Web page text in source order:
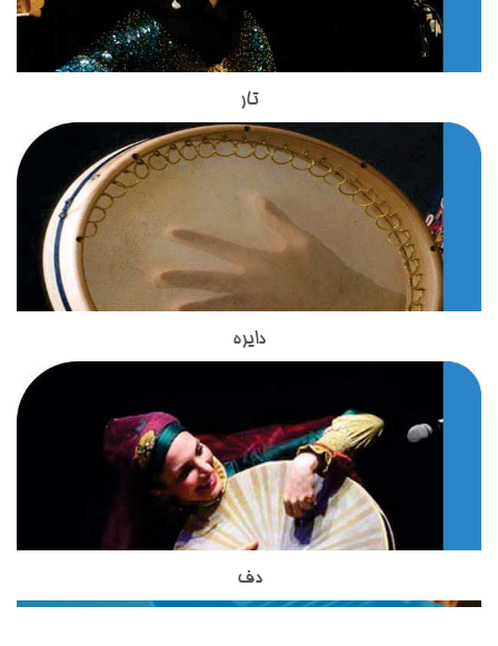
است.این پیشرفت مرهون و مدیون هنر استادان تنبک است، که در
این میان نقش استاد فقید حسین تهرانی به قدری حائز اهمیت است
که می‌توان از او به‌عنوان پدر تنبک نوازی نوین ایران یاد کرد. استاد
آذر تدریس ساز تنبک را در اموزشگاه موسیقی تاج بخش برعهده
دارند. استاد آذر از اعضای گروه نوازندگی زانیار خسروی هستند و سابقه
ای طولانی در تدریس ساز های کوبه ای دارند.
تار در گستره سازهای ایرانی زهی قرار می گیرد که در آموزشگاه
موسیقی تاج بخش در گروه آموزش سازهای ایرانی به هنرجویان
علاقه مند تدریس می شود.در ساخت ساز تار از چوب، پوست،
استخوان، زه ( روده تابیده چهارپایان) و فلزاستفاده می شود و طول
کلی آن حدود ۹۵ سانتی متر است. در گذشته تار ایرانی پنج سیم (یا
پنج تار) داشت. غلامحسین درویش یا درویش خان سیم ششمی به
آن افزود که همچنان به کار می‌رود. از بهترین نوازنده های تار در عصر
امروز ما استاد حسین علیزاده هستند. استاد مظاهری مدرس ساز تار
در آموزشگاه موسیقی تاج بخش هستند.استاد مظاهری تحصیلات
خود را در زمینه موسیقی گذرانده اند و با بیش از 18 سال سابقه
حساب می آیند.استاد مظاهری از شاگردان آقای ظریف بوده واز
بهترین شاگردان ایشان محسوب می شوند. استاد شاکری از دیگر
اساتید آموزشگاه موسیقی تاج بخش برای تدریس ساز تار و سه تار
به هنرجویان هستند. ساز تخصصی ایشان تار و سه تار است و
تحصیلات خود را در زمینه موسیقی ایرانی،آموزش موسیقی به
کودکان و گرافیک دنبال نموده اند.
تار
ساز دایره یکی از ساز های کوبه ای اصیل ایرانی است که در
آموزشگاه موسیقی تاج بخش تدریس می شود.این ساز بسیار شبیه
شود با دف تفاوت هایی دارد.دایره از دف کوچکتر است و تعداد زنجیر
هایی که به آن وصل شده است از دف بسیار کمتر است. نواختن ساز
دایره در کشورهای آسیایی نظیر ایران, افغانستان , تاجیکستان و ...
دایره
ساز دف یکی از ساز های کوبه ای در موسیقی ایرانی است که از
دف